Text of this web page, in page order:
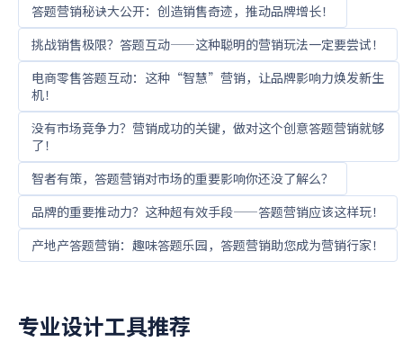
答题营销秘诀大公开：创造销售奇迹，推动品牌增长！
挑战销售极限？答题互动——这种聪明的营销玩法一定要尝试！
电商零售答题互动：这种“智慧”营销，让品牌影响力焕发新生
机！
没有市场竞争力？营销成功的关键，做对这个创意答题营销就够
了！
智者有策，答题营销对市场的重要影响你还没了解么？
品牌的重要推动力？这种超有效手段——答题营销应该这样玩！
产地产答题营销：趣味答题乐园，答题营销助您成为营销行家！
专业设计工具推荐